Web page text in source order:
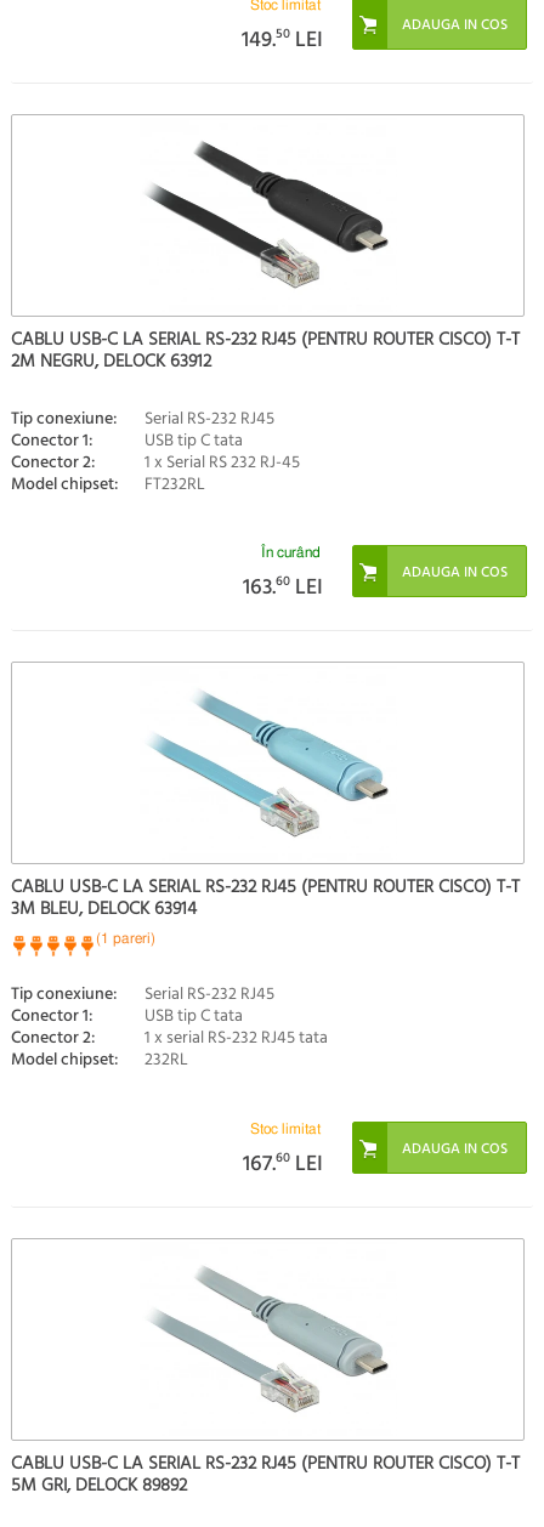
Stoc limitat
149.50 LEI
CABLU USB-C LA SERIAL RS-232 RJ45 (PENTRU ROUTER CISCO) T-T
2M NEGRU, DELOCK 63912
Tip conexiune: Serial RS-232 RJ45
Conector 1: USB tip C tata
Conector 2: 1 x Serial RS 232 RJ-45
Model chipset: FT232RL
În curând
163.60 LEI
CABLU USB-C LA SERIAL RS-232 RJ45 (PENTRU ROUTER CISCO) T-T
3M BLEU, DELOCK 63914
(1 pareri)
Tip conexiune: Serial RS-232 RJ45
Conector 1: USB tip C tata
Conector 2: 1 x serial RS-232 RJ45 tata
Model chipset: 232RL
Stoc limitat
167.60 LEI
CABLU USB-C LA SERIAL RS-232 RJ45 (PENTRU ROUTER CISCO) T-T
5M GRI, DELOCK 89892